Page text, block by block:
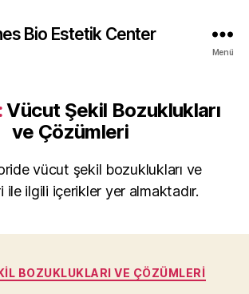
Bio Estetik Center
Menü
Vücut Şekil Bozuklukları
ve Çözümleri
vücut şekil bozuklukları ve
ile ilgili içerikler yer almaktadır.
Kategoriler
BOZUKLUKLARI VE ÇÖZÜMLERI